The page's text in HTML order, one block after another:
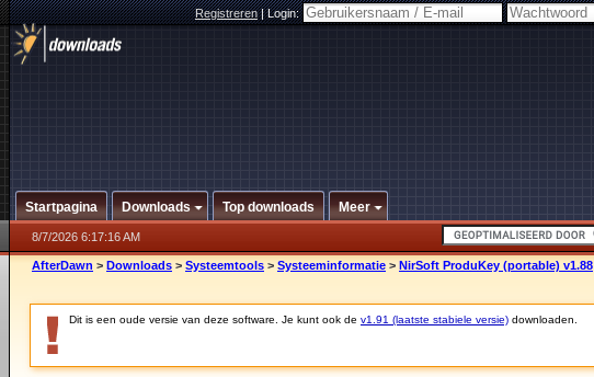
Registreren|Login:
Startpagina Downloads Top downloads Meer
8/7/2026 6:17:16 AM
AfterDawn > Downloads > Systeemtools > Systeeminformatie > NirSoft ProduKey (portable) v1.88
Dit is een oude versie van deze software. Je kunt ook de v1.91 (laatste stabiele versie) downloaden.